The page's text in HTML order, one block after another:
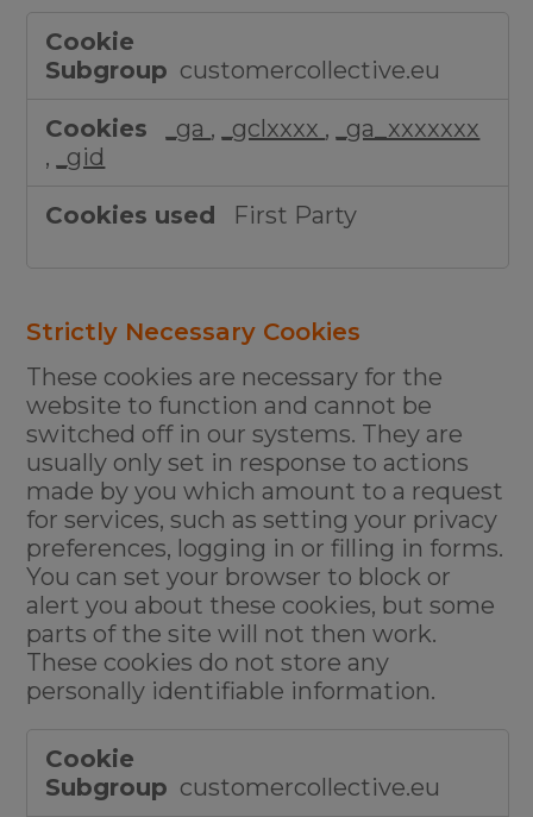
Performance
Cookies
customercollective.eu
_ga , _gclxxxx ,
_ga_xxxxxxx
,
_gid
First Party
Strictly Necessary Cookies
These cookies are necessary for the
website to function and cannot be
switched off in our systems. They are
usually only set in response to actions
made by you which amount to a request
for services, such as setting your privacy
preferences, logging in or filling in forms.
You can set your browser to block or
alert you about these cookies, but some
parts of the site will not then work.
These cookies do not store any
personally identifiable information.
Strictly
Necessary
Cookies
customercollective.eu